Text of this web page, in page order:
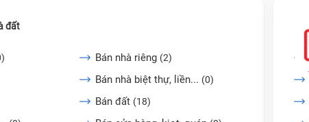
đất
Bán nhà riêng (2)
Bán nhà biệt thự, liền... (0)
Bán đất (18)